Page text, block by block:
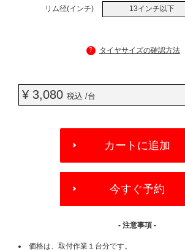
リム径(インチ) 13インチ以下
? タイヤサイズの確認方法
¥ 3,080 税込 /台
OPTIONS
カートに追加
今すぐ予約
- 注意事項 -
価格は、取付作業１台分です。